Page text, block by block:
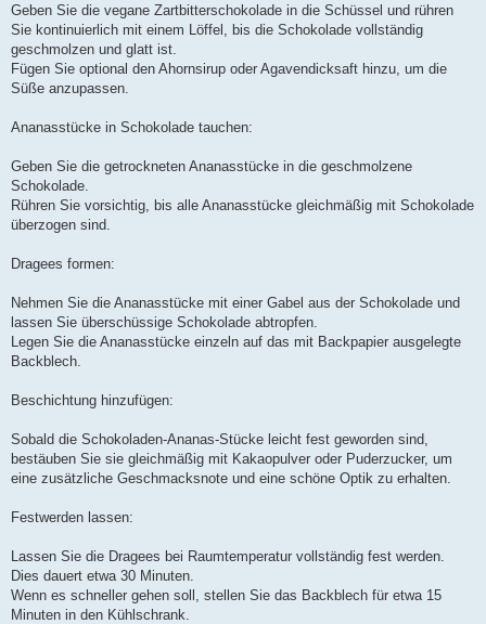
Geben Sie die vegane Zartbitterschokolade in die Schüssel und rühren
Sie kontinuierlich mit einem Löffel, bis die Schokolade vollständig
geschmolzen und glatt ist.
Fügen Sie optional den Ahornsirup oder Agavendicksaft hinzu, um die
Süße anzupassen.
Ananasstücke in Schokolade tauchen:
Geben Sie die getrockneten Ananasstücke in die geschmolzene
Schokolade.
Rühren Sie vorsichtig, bis alle Ananasstücke gleichmäßig mit Schokolade
überzogen sind.
Dragees formen:
Nehmen Sie die Ananasstücke mit einer Gabel aus der Schokolade und
lassen Sie überschüssige Schokolade abtropfen.
Legen Sie die Ananasstücke einzeln auf das mit Backpapier ausgelegte
Backblech.
Beschichtung hinzufügen:
Sobald die Schokoladen-Ananas-Stücke leicht fest geworden sind,
bestäuben Sie sie gleichmäßig mit Kakaopulver oder Puderzucker, um
eine zusätzliche Geschmacksnote und eine schöne Optik zu erhalten.
Festwerden lassen:
Lassen Sie die Dragees bei Raumtemperatur vollständig fest werden.
Dies dauert etwa 30 Minuten.
Wenn es schneller gehen soll, stellen Sie das Backblech für etwa 15
Minuten in den Kühlschrank.